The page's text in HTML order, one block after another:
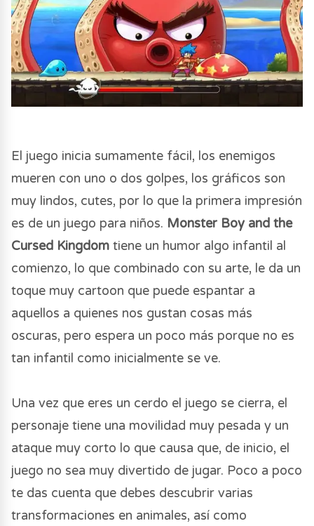
El juego inicia sumamente fácil, los enemigos
mueren con uno o dos golpes, los gráficos son
muy lindos, cutes, por lo que la primera impresión
es de un juego para niños. Monster Boy and the
Cursed Kingdom tiene un humor algo infantil al
comienzo, lo que combinado con su arte, le da un
toque muy cartoon que puede espantar a
aquellos a quienes nos gustan cosas más
oscuras, pero espera un poco más porque no es
tan infantil como inicialmente se ve.
Una vez que eres un cerdo el juego se cierra, el
personaje tiene una movilidad muy pesada y un
ataque muy corto lo que causa que, de inicio, el
juego no sea muy divertido de jugar. Poco a poco
te das cuenta que debes descubrir varias
transformaciones en animales, así como